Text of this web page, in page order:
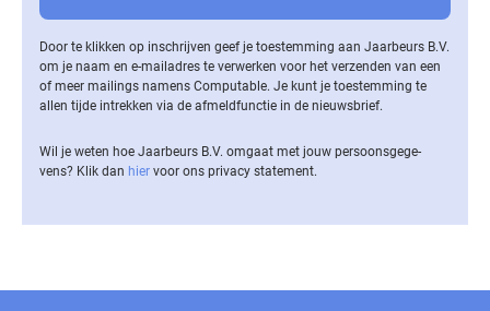
Door te klikken op inschrijven geef je toestemming aan Jaarbeurs B.V.
om je naam en e-mailadres te verwerken voor het verzenden van een
of meer mailings namens Computable. Je kunt je toestemming te
allen tijde intrekken via de af­meld­func­tie in de nieuwsbrief.
Wil je weten hoe Jaarbeurs B.V. omgaat met jouw per­soons­ge­ge­
vens? Klik dan hier voor ons privacy statement.